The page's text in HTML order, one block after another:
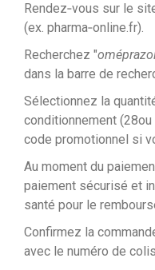
Rendez‑vous sur le
(ex. pharma‑online.fr).
Recherchez "
dans la barre de
Sélectionnez la
conditionnement
code promotionnel si
Au moment du
paiement sécurisé et
santé pour le
Confirmez la
avec le numéro de